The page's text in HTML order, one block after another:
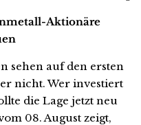
Aktionäre
sehen auf den ersten
nicht. Wer investiert
die Lage jetzt neu
08. August zeigt,